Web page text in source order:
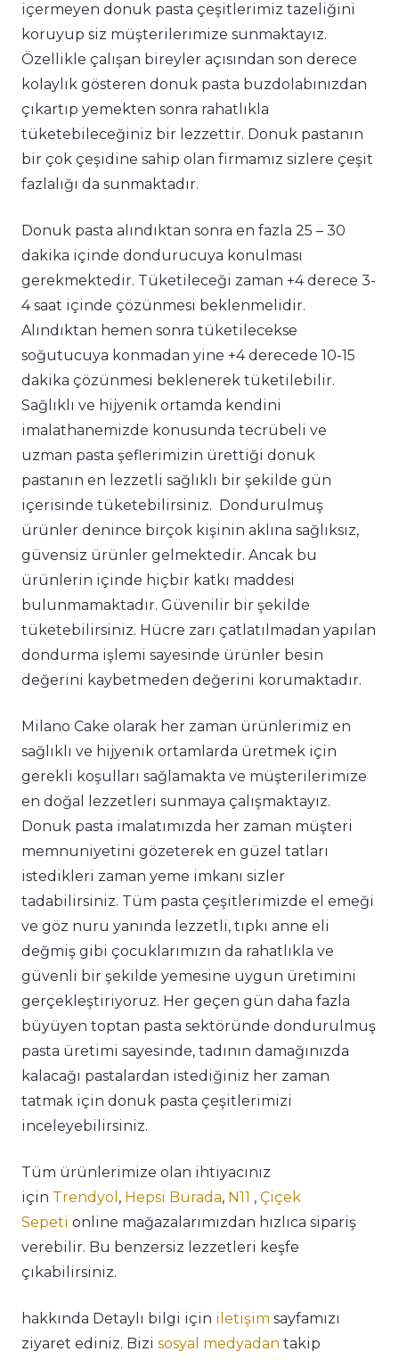
içermeyen donuk pasta çeşitlerimiz tazeliğini
koruyup siz müşterilerimize sunmaktayız.
Özellikle çalışan bireyler açısından son derece
kolaylık gösteren donuk pasta buzdolabınızdan
çıkartıp yemekten sonra rahatlıkla
tüketebileceğiniz bir lezzettir. Donuk pastanın
bir çok çeşidine sahip olan firmamız sizlere çeşit
fazlalığı da sunmaktadır.
Donuk pasta alındıktan sonra en fazla 25 – 30
dakika içinde dondurucuya konulması
gerekmektedir. Tüketileceği zaman +4 derece 3-
4 saat içinde çözünmesi beklenmelidir.
Alındıktan hemen sonra tüketilecekse
soğutucuya konmadan yine +4 derecede 10-15
dakika çözünmesi beklenerek tüketilebilir.
Sağlıklı ve hijyenik ortamda kendini
imalathanemizde konusunda tecrübeli ve
uzman pasta şeflerimizin ürettiği donuk
pastanın en lezzetli sağlıklı bir şekilde gün
içerisinde tüketebilirsiniz. Dondurulmuş
ürünler denince birçok kişinin aklına sağlıksız,
güvensiz ürünler gelmektedir. Ancak bu
ürünlerin içinde hiçbir katkı maddesi
bulunmamaktadır. Güvenilir bir şekilde
tüketebilirsiniz. Hücre zarı çatlatılmadan yapılan
dondurma işlemi sayesinde ürünler besin
değerini kaybetmeden değerini korumaktadır.
Milano Cake olarak her zaman ürünlerimiz en
sağlıklı ve hijyenik ortamlarda üretmek için
gerekli koşulları sağlamakta ve müşterilerimize
en doğal lezzetleri sunmaya çalışmaktayız.
Donuk pasta imalatımızda her zaman müşteri
memnuniyetini gözeterek en güzel tatları
istedikleri zaman yeme imkanı sizler
tadabilirsiniz. Tüm pasta çeşitlerimizde el emeği
ve göz nuru yanında lezzetli, tıpkı anne eli
değmiş gibi çocuklarımızın da rahatlıkla ve
güvenli bir şekilde yemesine uygun üretimini
gerçekleştiriyoruz. Her geçen gün daha fazla
büyüyen toptan pasta sektöründe dondurulmuş
pasta üretimi sayesinde, tadının damağınızda
kalacağı pastalardan istediğiniz her zaman
tatmak için donuk pasta çeşitlerimizi
inceleyebilirsiniz.
Tüm ürünlerimize olan ihtiyacınız
için Trendyol , Hepsi Burada, N11 , Çiçek
Sepeti online mağazalarımızdan hızlıca sipariş
verebilir. Bu benzersiz lezzetleri keşfe
çıkabilirsiniz.
hakkında Detaylı bilgi için iletişim sayfamızı
ziyaret ediniz. Bizi sosyal medyadan takip